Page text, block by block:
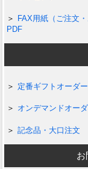
FAX用紙（ご注文・
PDF
定番ギフトオーダー
オンデマンドオー
記念品・大口注文
お